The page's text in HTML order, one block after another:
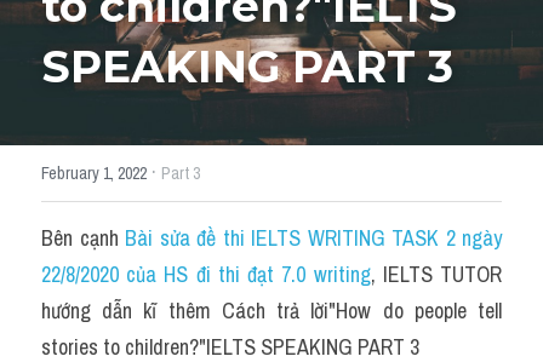
SPEAKING PART 3
February 1, 2022 · Part 3
Bên cạnh Bài sửa đề thi IELTS WRITING TASK 2 ngày
22/8/2020 của HS đi thi đạt 7.0 writing, IELTS TUTOR
hướng dẫn kĩ thêm Cách trả lời"How do people tell
stories to children?"IELTS SPEAKING PART 3